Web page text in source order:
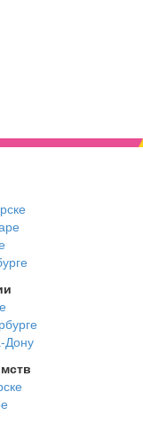
Дону